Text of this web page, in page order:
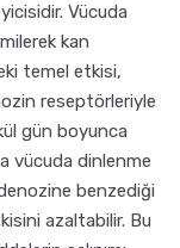
Vücuda
kan
temel etkisi,
reseptörleriyle
gün boyunca
vücuda dinlenme
benzediği
azaltabilir. Bu